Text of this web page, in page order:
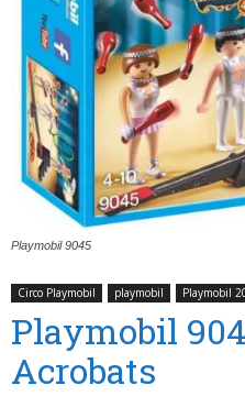
Playmobil 9045
Circo Playmobil playmobil Playmobil
Playmobil
Acrobats